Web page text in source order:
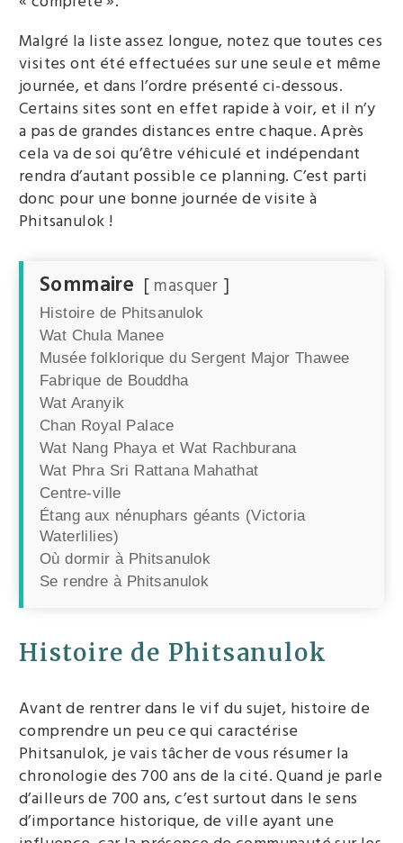
Malgré la liste assez longue, notez que toutes ces
visites ont été effectuées sur une seule et même
journée, et dans l’ordre présenté ci-dessous.
Certains sites sont en effet rapide à voir, et il n’y
a pas de grandes distances entre chaque. Après
cela va de soi qu’être véhiculé et indépendant
rendra d’autant possible ce planning. C’est parti
donc pour une bonne journée de visite à
Phitsanulok !
Sommaire masquer
Histoire de Phitsanulok
Wat Chula Manee
Musée folklorique du Sergent Major Thawee
Fabrique de Bouddha
Wat Aranyik
Chan Royal Palace
Wat Nang Phaya et Wat Rachburana
Wat Phra Sri Rattana Mahathat
Centre-ville
Étang aux nénuphars géants (Victoria
Waterlilies)
Où dormir à Phitsanulok
Se rendre à Phitsanulok
Histoire de Phitsanulok
Avant de rentrer dans le vif du sujet, histoire de
comprendre un peu ce qui caractérise
Phitsanulok, je vais tâcher de vous résumer la
chronologie des 700 ans de la cité. Quand je parle
d’ailleurs de 700 ans, c’est surtout dans le sens
d’importance historique, de ville ayant une